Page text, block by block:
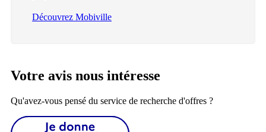
Découvrez Mobiville
Votre avis nous intéresse
Qu'avez-vous pensé du service de recherche d'offres ?